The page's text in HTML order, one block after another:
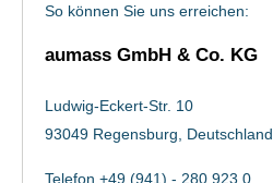
So können Sie uns erreichen:
aumass GmbH & Co. KG
Ludwig-Eckert-Str. 10
93049 Regensburg, Deutschland
Telefon +49 (941) - 280 923 0